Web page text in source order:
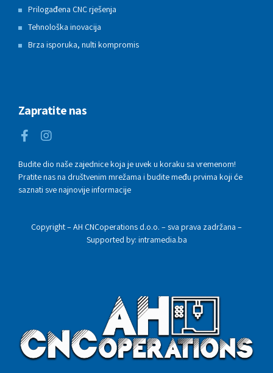
Prilogađena CNC rješenja
Tehnološka inovacija
Brza isporuka, nulti kompromis
Zapratite nas
Budite dio naše zajednice koja je uvek u koraku sa vremenom!
Pratite nas na društvenim mrežama i budite među prvima koji će
saznati sve najnovije informacije
Copyright – AH CNCoperations d.o.o. – sva prava zadržana –
Supported by: intramedia.ba